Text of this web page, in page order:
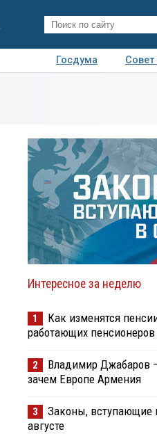
Госдума
Интересное за неделю
1
Как изменятся
работающих пенсионеров
2
Владимир Джабаров
зачем Европе Армения
3
Законы, вступающие
августе